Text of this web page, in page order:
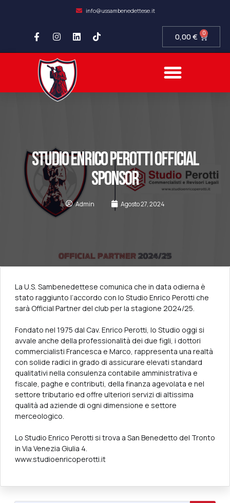
info@ussambenedettese.it
0,00€ 0
STUDIO ENRICO PEROTTI OFFICIAL
SPONSOR
Admin Agosto 27, 2024
La U.S. Sambenedettese comunica che in data odierna è
stato raggiunto l’accordo con lo Studio Enrico Perotti che
sarà Official Partner del club per la stagione 2024/25.
Fondato nel 1975 dal Cav. Enrico Perotti, lo Studio oggi si
avvale anche della professionalità dei due figli, i dottori
commercialisti Francesca e Marco, rappresenta una realtà
con solide radici in grado di assicurare elevati standard
qualitativi nella consulenza contabile amministrativa e
fiscale, paghe e contributi, della finanza agevolata e nel
settore tributario ed offre ulteriori servizi di altissima
qualità ad aziende di ogni dimensione e settore
merceologico.
Lo Studio Enrico Perotti si trova a San Benedetto del Tronto
in Via Venezia Giulia 4.
www.studioenricoperotti.it